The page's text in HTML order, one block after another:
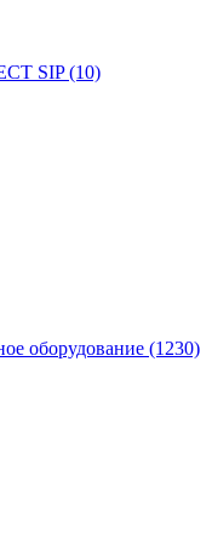
SIP(10)
оборудование (1230)